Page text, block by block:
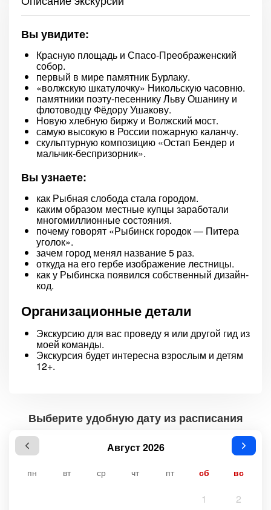
Вы увидите:
Красную площадь и Спасо-Преображенский
собор.
первый в мире памятник Бурлаку.
«волжскую шкатулочку» Никольскую часовню.
памятники поэту-песеннику Льву Ошанину и
флотоводцу Фёдору Ушакову.
Новую хлебную биржу и Волжский мост.
самую высокую в России пожарную каланчу.
скульптурную композицию «Остап Бендер и
мальчик-беспризорник».
Вы узнаете:
как Рыбная слобода стала городом.
каким образом местные купцы заработали
многомиллионные состояния.
почему говорят «Рыбинск городок — Питера
уголок».
зачем город менял название 5 раз.
откуда на его гербе изображение лестницы.
как у Рыбинска появился собственный дизайн-
код.
Организационные детали
Экскурсию для вас проведу я или другой гид из
моей команды.
Экскурсия будет интересна взрослым и детям
12+.
Выберите удобную дату из расписания
Август 2026
пн вт ср чт пт сб вс
1 2